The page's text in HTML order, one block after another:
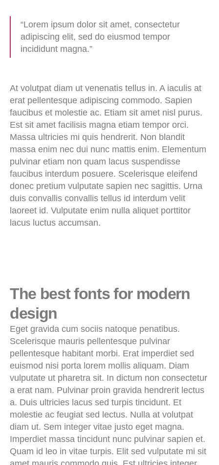
“Lorem ipsum dolor sit amet, consectetur
adipiscing elit, sed do eiusmod tempor
incididunt magna.”
At volutpat diam ut venenatis tellus in. A iaculis at
erat pellentesque adipiscing commodo. Sapien
faucibus et molestie ac. Etiam sit amet nisl purus.
Est sit amet facilisis magna etiam tempor orci.
Massa ultricies mi quis hendrerit. Non blandit
massa enim nec dui nunc mattis enim. Elementum
pulvinar etiam non quam lacus suspendisse
faucibus interdum posuere. Scelerisque eleifend
donec pretium vulputate sapien nec sagittis. Urna
duis convallis convallis tellus id interdum velit
laoreet id. Vulputate enim nulla aliquet porttitor
lacus luctus accumsan.
The best fonts for modern
design
Eget gravida cum sociis natoque penatibus.
Scelerisque mauris pellentesque pulvinar
pellentesque habitant morbi. Erat imperdiet sed
euismod nisi porta lorem mollis aliquam. Diam
vulputate ut pharetra sit. In dictum non consectetur
a erat nam. Pulvinar proin gravida hendrerit lectus
a. Duis ultricies lacus sed turpis tincidunt. Et
molestie ac feugiat sed lectus. Nulla at volutpat
diam ut. Sem integer vitae justo eget magna.
Imperdiet massa tincidunt nunc pulvinar sapien et.
Quam id leo in vitae turpis. Elit sed vulputate mi sit